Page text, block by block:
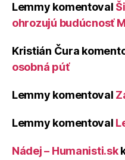
Lemmy komentoval
ohrozujú budúcnosť
Kristián Čura
osobná púť
Lemmy komentoval
Lemmy komentoval
Nádej – Humanisti.sk